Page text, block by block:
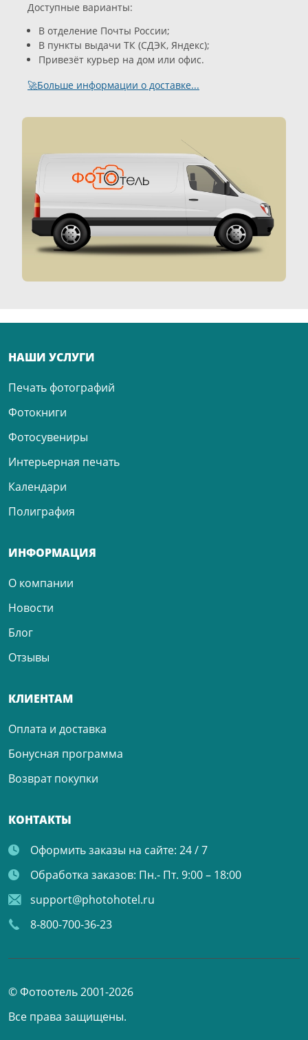
Доступные варианты:
В отделение Почты России;
В пункты выдачи ТК (СДЭК, Яндекс);
Привезёт курьер на дом или офис.
🚀Больше информации о доставке...
НАШИ УСЛУГИ
Печать фотографий
Фотокниги
Фотосувениры
Интерьерная печать
Календари
Полиграфия
ИНФОРМАЦИЯ
О компании
Новости
Блог
Отзывы
КЛИЕНТАМ
Оплата и доставка
Бонусная программа
Возврат покупки
КОНТАКТЫ
Оформить заказы на сайте: 24 / 7
Обработка заказов: Пн.- Пт. 9:00 – 18:00
support@photohotel.ru
8-800-700-36-23
© Фотоотель 2001-2026
Все права защищены.